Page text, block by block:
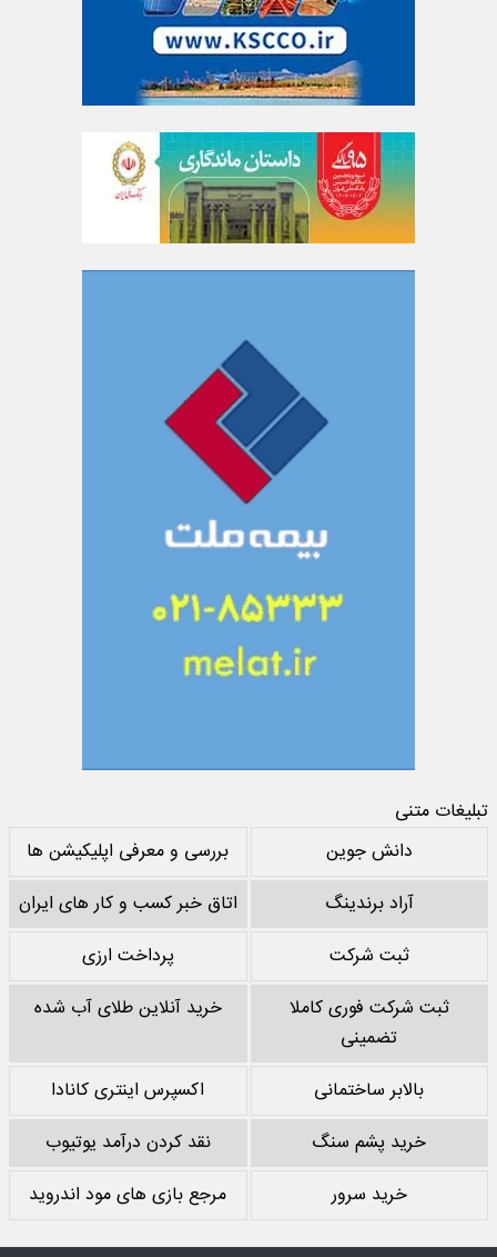
تبلیغات متنی
دانش جوین
بررسی و معرفی اپلیکیشن ها
آراد برندینگ
اتاق خبر کسب و کار های ایران
ثبت شرکت
پرداخت ارزی
ثبت شرکت فوری کاملا
تضمینی
خرید آنلاین طلای آب شده
بالابر ساختمانی
اکسپرس اینتری کانادا
خرید پشم سنگ
نقد کردن درآمد یوتیوب
خرید سرور
مرجع بازی های مود اندروید